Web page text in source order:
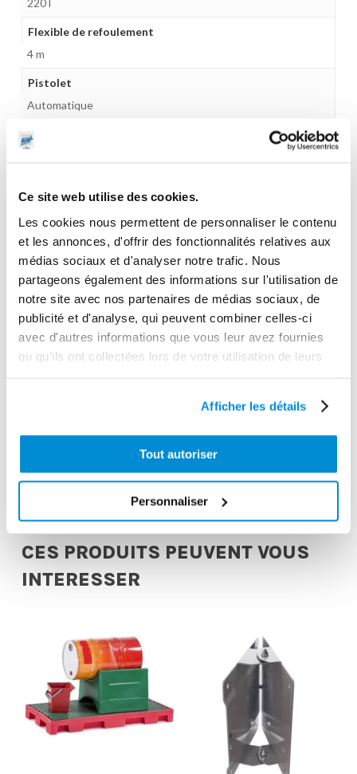
Ce site web utilise des cookies.
Les cookies nous permettent de personnaliser le contenu
et les annonces, d'offrir des fonctionnalités relatives aux
médias sociaux et d'analyser notre trafic. Nous
partageons également des informations sur l'utilisation de
notre site avec nos partenaires de médias sociaux, de
publicité et d'analyse, qui peuvent combiner celles-ci
avec d'autres informations que vous leur avez fournies
ou qu'ils ont collectées lors de votre utilisation de leurs
Afficher les détails
Tout autoriser
Personnaliser
220 l
Flexible de refoulement
4 m
Pistolet
Automatique
Compteur
Unité d'emballage
1
Dimensions en cm (L × l × h)
Poids (kg)
24.0000
Gencode
CES PRODUITS PEUVENT VOUS
INTERESSER